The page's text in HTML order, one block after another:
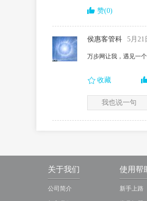
赞(0)
侯惠客管科 5月21
万步网让我，遇见一
收藏
我也说一句
关于我们
公司简介
使用帮
新手上路